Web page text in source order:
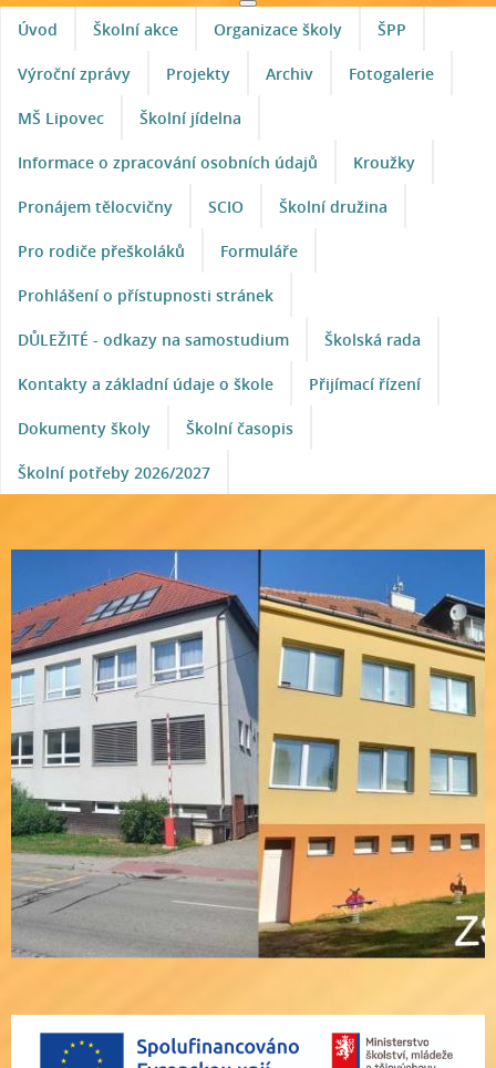
Úvod Školní akce Organizace školy ŠPP
Výroční zprávy Projekty Archiv Fotogalerie
MŠ Lipovec Školní jídelna
Informace o zpracování osobních údajů Kroužky
Pronájem tělocvičny SCIO Školní družina
Pro rodiče přeškoláků Formuláře
Prohlášení o přístupnosti stránek
DŮLEŽITÉ - odkazy na samostudium Školská rada
Kontakty a základní údaje o škole Přijímací řízení
Dokumenty školy Školní časopis
Školní potřeby 2026/2027